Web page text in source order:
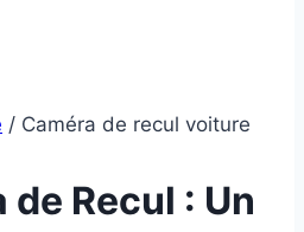
/ Caméra de recul voiture
de Recul : Un